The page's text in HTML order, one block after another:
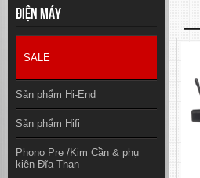
Điện máy
SALE
Sản phẩm Hi-End
Sản phẩm Hifi
Phono Pre /Kim Cần & phụ
kiện Đĩa Than